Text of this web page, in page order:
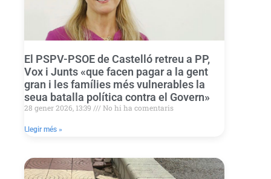
El PSPV-PSOE de Castelló retreu a PP,
Vox i Junts «que facen pagar a la gent
gran i les famílies més vulnerables la
seua batalla política contra el Govern»
28 gener 2026, 13:39 No hi ha comentaris
Llegir més »